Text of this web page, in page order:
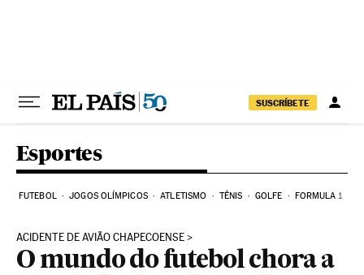
SUSCRÍBETE
Esportes
FUTEBOL JOGOS OLÍMPICOS ATLETISMO TÊNIS GOLFE FORMULA 1
ACIDENTE DE AVIÃO CHAPECOENSE
O mundo do futebol chora a